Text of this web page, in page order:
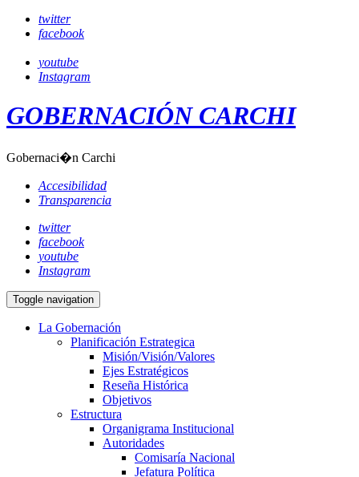
twitter
facebook
youtube
Instagram
GOBERNACIÓN CARCHI
Gobernaci�n Carchi
Accesibilidad
Transparencia
twitter
facebook
youtube
Instagram
Toggle navigation
La Gobernación
Planificación Estrategica
Misión/Visión/Valores
Ejes Estratégicos
Reseña Histórica
Objetivos
Estructura
Organigrama Institucional
Autoridades
Comisaría Nacional
Jefatura Política